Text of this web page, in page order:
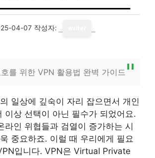
04-07 작성자:
를 위한 VPN 활용법 완벽 가이드
일상에 깊숙이 자리 잡으면서 개인
이상 선택이 아닌 필수가 되었어요.
라인 위협들과 검열이 증가하는 시
중요하죠. 이럴 때 우리에게 필요
입니다. VPN은 Virtual Private